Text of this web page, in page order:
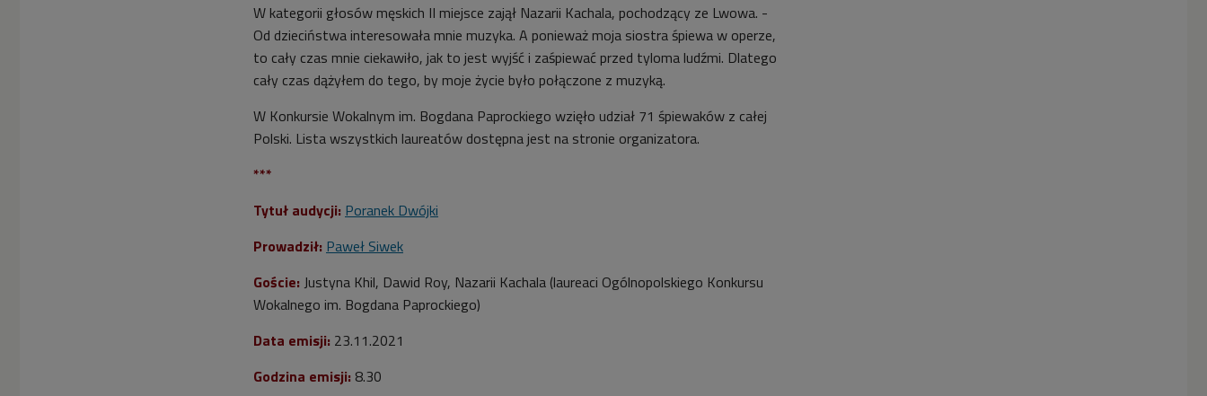
W kategorii głosów męskich II miejsce zajął Nazarii Kachala, pochodzący ze Lwowa. -
Od dzieciństwa interesowała mnie muzyka. A ponieważ moja siostra śpiewa w operze,
to cały czas mnie ciekawiło, jak to jest wyjść i zaśpiewać przed tyloma ludźmi. Dlatego
cały czas dążyłem do tego, by moje życie było połączone z muzyką.
W Konkursie Wokalnym im. Bogdana Paprockiego wzięło udział 71 śpiewaków z całej
Polski. Lista wszystkich laureatów dostępna jest na stronie organizatora.
***
Tytuł audycji: Poranek Dwójki
Prowadził: Paweł Siwek
Goście: Justyna Khil, Dawid Roy, Nazarii Kachala (laureaci Ogólnopolskiego Konkursu
Wokalnego im. Bogdana Paprockiego)
Data emisji: 23.11.2021
Godzina emisji: 8.30